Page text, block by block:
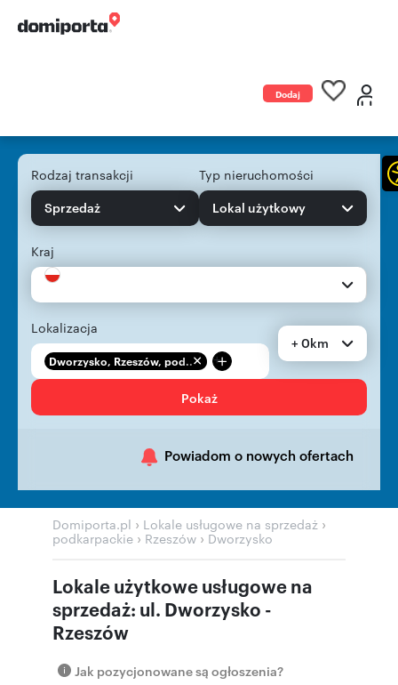
Dodaj
Rodzaj transakcji
Sprzedaż
Typ nieruchomości
Lokal użytkowy
Kraj
Lokalizacja
Dworzysko, Rzeszów, pod... +
+ 0km
Pokaż
Powiadom o nowych ofertach
Domiporta.pl › Lokale usługowe na sprzedaż ›
podkarpackie › Rzeszów › Dworzysko
Lokale użytkowe usługowe na
sprzedaż: ul. Dworzysko -
Rzeszów
Jak pozycjonowane są ogłoszenia?